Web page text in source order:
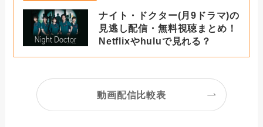
ナイト・ドクター(月9ドラマ)の
見逃し配信・無料視聴まとめ！
Netflixやhuluで見れる？
動画配信比較表